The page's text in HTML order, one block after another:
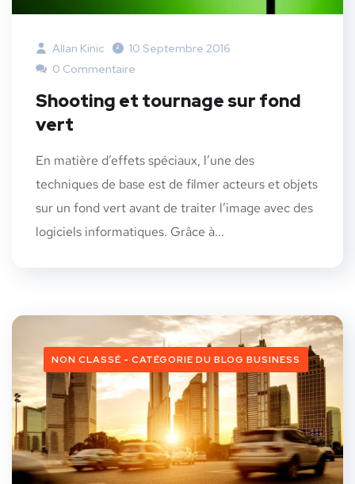
Allan Kinic
10 Septembre 2016
0 Commentaire
Shooting et tournage sur fond
vert
En matière d’effets spéciaux, l’une des
techniques de base est de filmer acteurs et objets
sur un fond vert avant de traiter l’image avec des
logiciels informatiques. Grâce à...
NON CLASSÉ - CATÉGORIE DU BLOG BUSINESS